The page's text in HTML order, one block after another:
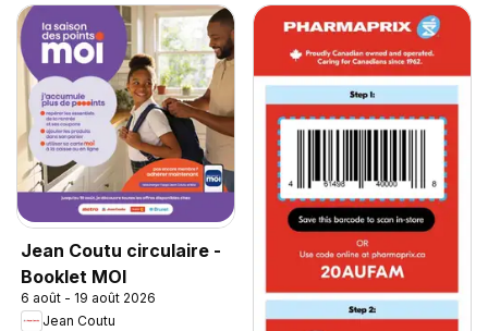
Jean Coutu circulaire -
Booklet MOI
6 août - 19 août 2026
Jean Coutu